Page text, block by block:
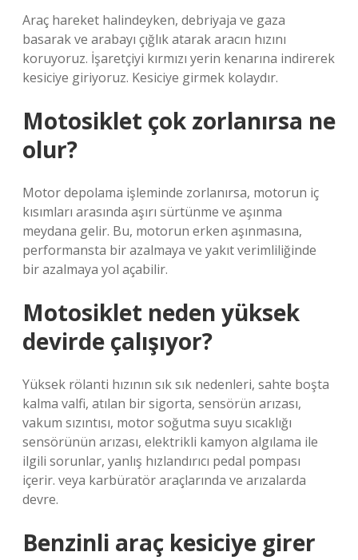
Araç hareket halindeyken, debriyaja ve gaza
basarak ve arabayı çığlık atarak aracın hızını
koruyoruz. İşaretçiyi kırmızı yerin kenarına indirerek
kesiciye giriyoruz. Kesiciye girmek kolaydır.
Motosiklet çok zorlanırsa ne
olur?
Motor depolama işleminde zorlanırsa, motorun iç
kısımları arasında aşırı sürtünme ve aşınma
meydana gelir. Bu, motorun erken aşınmasına,
performansta bir azalmaya ve yakıt verimliliğinde
bir azalmaya yol açabilir.
Motosiklet neden yüksek
devirde çalışıyor?
Yüksek rölanti hızının sık sık nedenleri, sahte boşta
kalma valfi, atılan bir sigorta, sensörün arızası,
vakum sızıntısı, motor soğutma suyu sıcaklığı
sensörünün arızası, elektrikli kamyon algılama ile
ilgili sorunlar, yanlış hızlandırıcı pedal pompası
içerir. veya karbüratör araçlarında ve arızalarda
devre.
Benzinli araç kesiciye girer